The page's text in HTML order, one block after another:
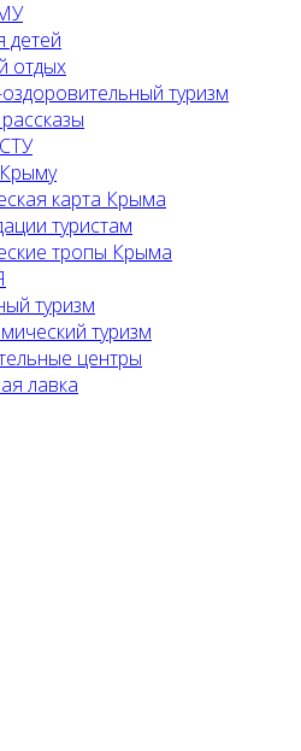
детей
отдых
туризм
карта Крыма
туристам
тропы Крыма
туризм
туризм
центры
лавка